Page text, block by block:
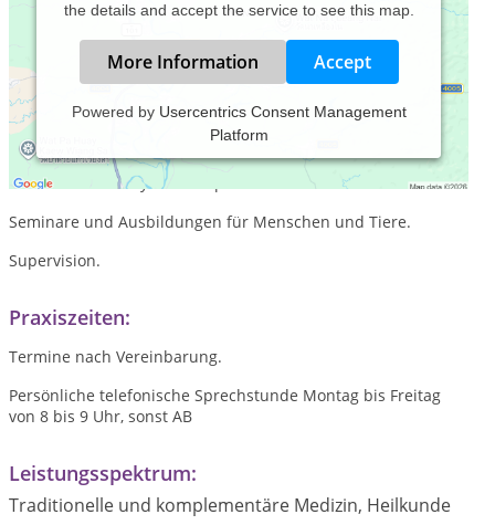
the details and accept the service to see this map.
More Information Accept
Powered by Usercentrics Consent Management
Platform
Ganzheitliche Therapie für Körper, Geist und Seele von
Menschen und Tieren mit Hilfe von klassischer Homöopathie,
manueller und Psychotherapie.
Seminare und Ausbildungen für Menschen und Tiere.
Supervision.
Praxiszeiten:
Termine nach Vereinbarung.
Persönliche telefonische Sprechstunde Montag bis Freitag
von 8 bis 9 Uhr, sonst AB
Leistungsspektrum:
Traditionelle und komplementäre Medizin, Heilkunde